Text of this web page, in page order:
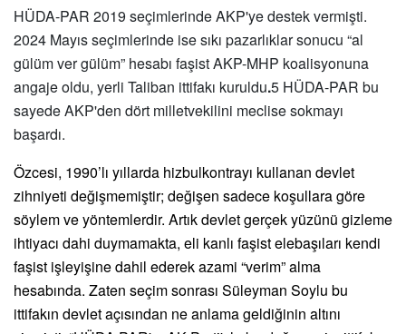
HÜDA-PAR 2019 seçimlerinde AKP'ye destek vermişti.
2024 Mayıs seçimlerinde ise sıkı pazarlıklar sonucu “al
gülüm ver gülüm” hesabı faşist AKP-MHP koalisyonuna
angaje oldu, yerli Taliban ittifakı kuruldu.5 HÜDA-PAR bu
sayede AKP'den dört milletvekilini meclise sokmayı
başardı.
Özcesi, 1990’lı yıllarda hizbulkontrayı kullanan devlet
zihniyeti değişmemiştir; değişen sadece koşullara göre
söylem ve yöntemlerdir. Artık devlet gerçek yüzünü gizleme
ihtiyacı dahi duymamakta, eli kanlı faşist elebaşıları kendi
faşist işleyişine dahil ederek azami “verim” alma
hesabında. Zaten seçim sonrası Süleyman Soylu bu
ittifakın devlet açısından ne anlama geldiğinin altını